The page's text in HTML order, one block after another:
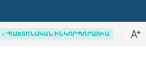
ՊԱՇՏՈՆԱԿԱՆ ԻՆԿՈՐՊՈՐԱՑԻԱ